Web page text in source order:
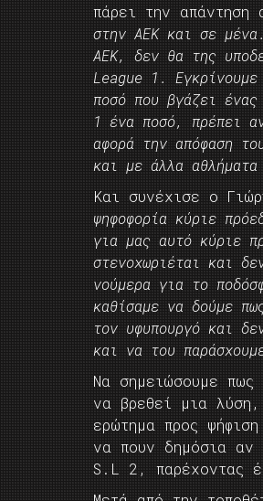
πάρει την
στην ΑΕΚ και σε
ΑΕΚ, δεν θα της
League 1.
ποσό που βγάζει
1 ένα ποσό, πρέπει
αφορά την απόφαση
και με άλλα
Και συνέχισε ο
ψηφοφορία κύριε
για μας αυτό κύριε
στενοχωριέται και
νούμερα για το
καθίσαμε να δούμε
τον υφυπουργό και
και να του
Να σημειώσουμε πως
να βρεθεί μια
ερώτημα προς
να πουν δημόσια αν
S.L 2, παρέχοντας